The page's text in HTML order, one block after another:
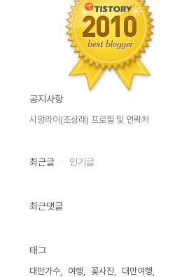
공지사항
시앙라이(조상래) 프로필 및 연락처
최근글 인기글
최근댓글
태그
대만가수 여행 꽃사진
대만여행